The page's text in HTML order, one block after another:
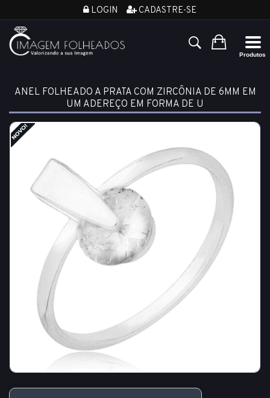
LOGIN CADASTRE-SE
ANEL FOLHEADO A PRATA COM ZIRCÔNIA DE 6MM EM
UM ADEREÇO EM FORMA DE U